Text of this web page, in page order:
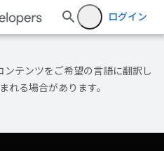
ログイン
ンテンツをご希望の言語に翻訳し
れる場合があります。